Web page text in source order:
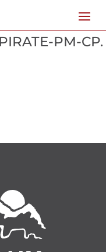
PM-CP.